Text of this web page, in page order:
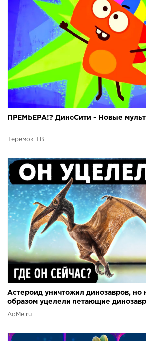
ПРЕМЬЕРА!? ДиноСити - Новые
Теремок ТВ
Астероид уничтожил динозавров, но
образом уцелели летающие
AdMe.ru